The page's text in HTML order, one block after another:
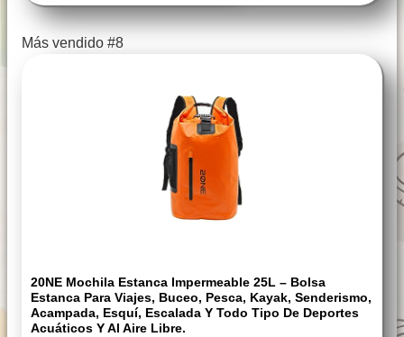
Más vendido #8
20NE Mochila Estanca Impermeable 25L – Bolsa
Estanca Para Viajes, Buceo, Pesca, Kayak, Senderismo,
Acampada, Esquí, Escalada Y Todo Tipo De Deportes
Acuáticos Y Al Aire Libre.